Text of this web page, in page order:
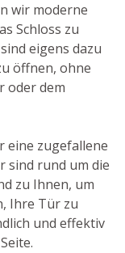
wir moderne
Schloss zu
eigens dazu
öffnen, ohne
oder dem
eine zugefallene
sind rund um die
zu Ihnen, um
Ihre Tür zu
und effektiv